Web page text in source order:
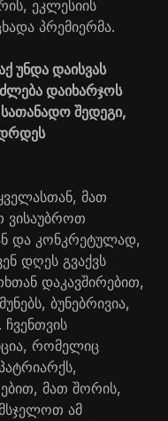
ეკლესიის
პრემიერმა.
უნდა დაისვას
დაიხარჯოს
შედეგი,
მათ
ვისაუბროთ
და კონკრეტულად,
დღეს გვაქვს
დაკავშირებით,
ბუნებრივია,
რომელიც
მათ შორის,
ამ